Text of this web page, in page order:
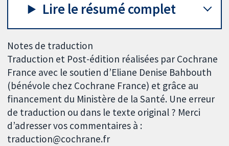
Lire le résumé complet
Notes de traduction
Traduction et Post-édition réalisées par Cochrane
France avec le soutien d’Eliane Denise Bahbouth
(bénévole chez Cochrane France) et grâce au
financement du Ministère de la Santé. Une erreur
de traduction ou dans le texte original ? Merci
d’adresser vos commentaires à :
traduction@cochrane.fr